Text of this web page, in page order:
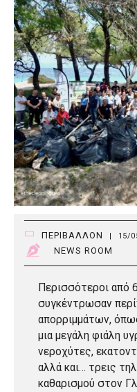
ΠΕΡΙΒΑΛΛΟΝ | 15/
NEWS ROOM
Περισσότεροι από
συγκέντρωσαν
απορριμμάτων,
μια μεγάλη φιάλη
νεροχύτες,
αλλά και… τρεις
καθαρισμού στον